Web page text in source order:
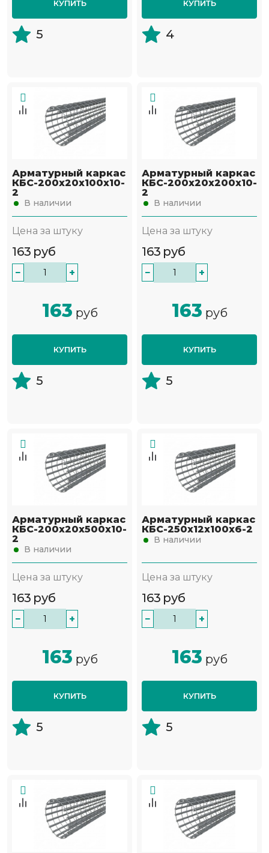
КУПИТЬ
5
КУПИТЬ
4
Арматурный каркас
КБС-200х20х100х10-
2
В наличии
Цена за штуку
163 руб
− +
163 руб
КУПИТЬ
5
Арматурный каркас
КБС-200х20х200х10-
2
В наличии
Цена за штуку
163 руб
− +
163 руб
КУПИТЬ
5
Арматурный каркас
КБС-200х20х500х10-
2
В наличии
Цена за штуку
163 руб
− +
163 руб
КУПИТЬ
5
Арматурный каркас
КБС-250х12х100х6-2
В наличии
Цена за штуку
163 руб
− +
163 руб
КУПИТЬ
5